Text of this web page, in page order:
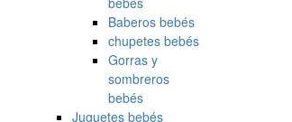
Baberos bebés
chupetes bebés
Gorras y
sombreros
bebés
Juguetes bebés